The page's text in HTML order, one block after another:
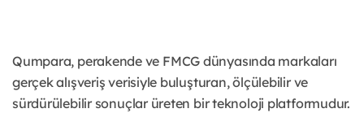
Qumpara, perakende ve FMCG dünyasında markaları
gerçek alışveriş verisiyle buluşturan, ölçülebilir ve
sürdürülebilir sonuçlar üreten bir teknoloji platformudur.